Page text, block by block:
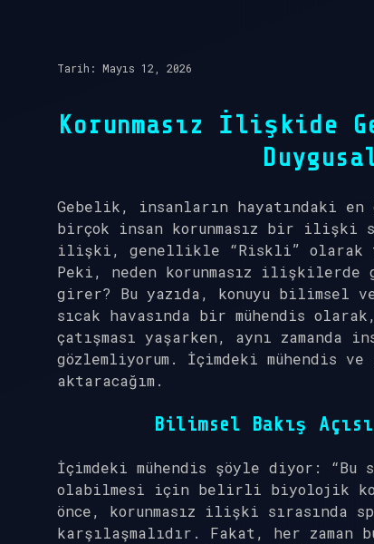
Tarih: Mayıs 12, 2026
Korunmasız İlişkide
Gebelik, insanların hayatındaki
birçok insan korunmasız bir ilişki
ilişki, genellikle “Riskli” olarak
Peki, neden korunmasız ilişkilerde
girer? Bu yazıda, konuyu bilimsel
sıcak havasında bir mühendis
çatışması yaşarken, aynı zamanda
gözlemliyorum. İçimdeki mühendis
aktaracağım.
Bilimsel Bakış
İçimdeki mühendis şöyle diyor:
olabilmesi için belirli biyolojik
önce, korunmasız ilişki sırasında
karşılaşmalıdır. Fakat, her zaman